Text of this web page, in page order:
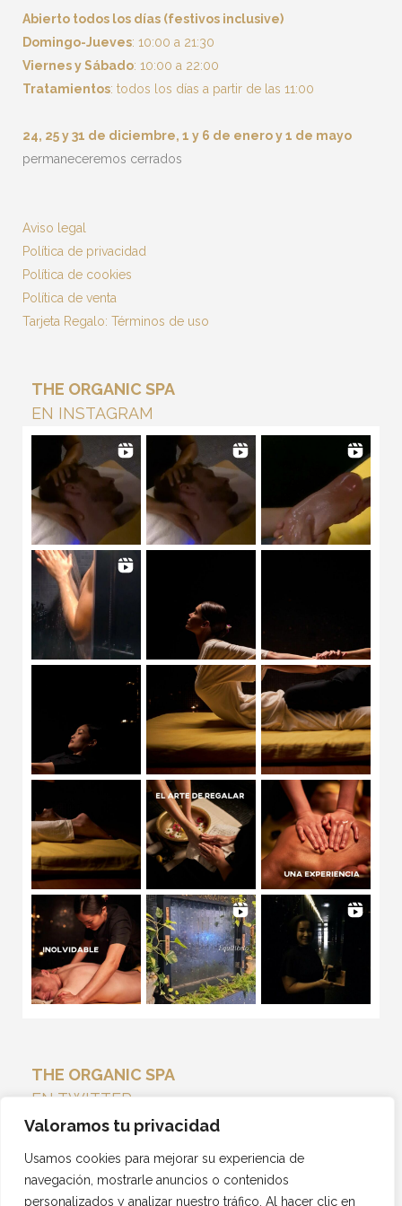
Valoramos tu privacidad
Usamos cookies para mejorar su experiencia de
navegación, mostrarle anuncios o contenidos
personalizados y analizar nuestro tráfico. Al hacer clic en
Abierto todos los días (festivos inclusive)
Domingo-Jueves: 10:00 a 21:30
Viernes y Sábado: 10:00 a 22:00
Tratamientos: todos los días a partir de las 11:00
24, 25 y 31 de diciembre, 1 y 6 de enero y 1 de mayo
permaneceremos cerrados
Aviso legal
Política de privacidad
Política de cookies
Política de venta
Tarjeta Regalo: Términos de uso
THE ORGANIC SPA
EN INSTAGRAM
THE ORGANIC SPA
EN TWITTER
Tweets por el @THEORGANICSPA_.